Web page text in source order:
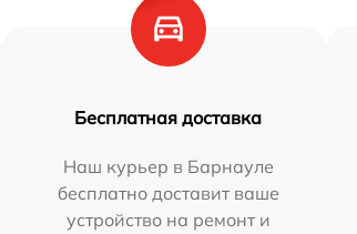
Бесплатная доставка
Наш курьер в Барнауле
бесплатно доставит ваше
устройство на ремонт и